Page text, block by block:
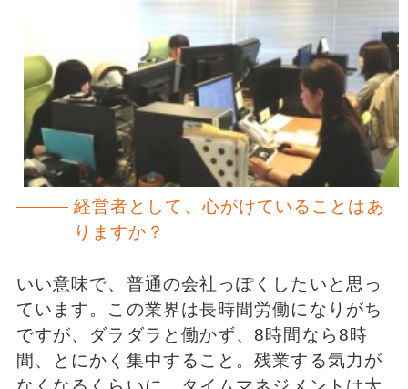
経営者として、心がけていることはあ
りますか？
いい意味で、普通の会社っぽくしたいと思っ
ています。この業界は長時間労働になりがち
ですが、ダラダラと働かず、8時間なら8時
間、とにかく集中すること。残業する気力が